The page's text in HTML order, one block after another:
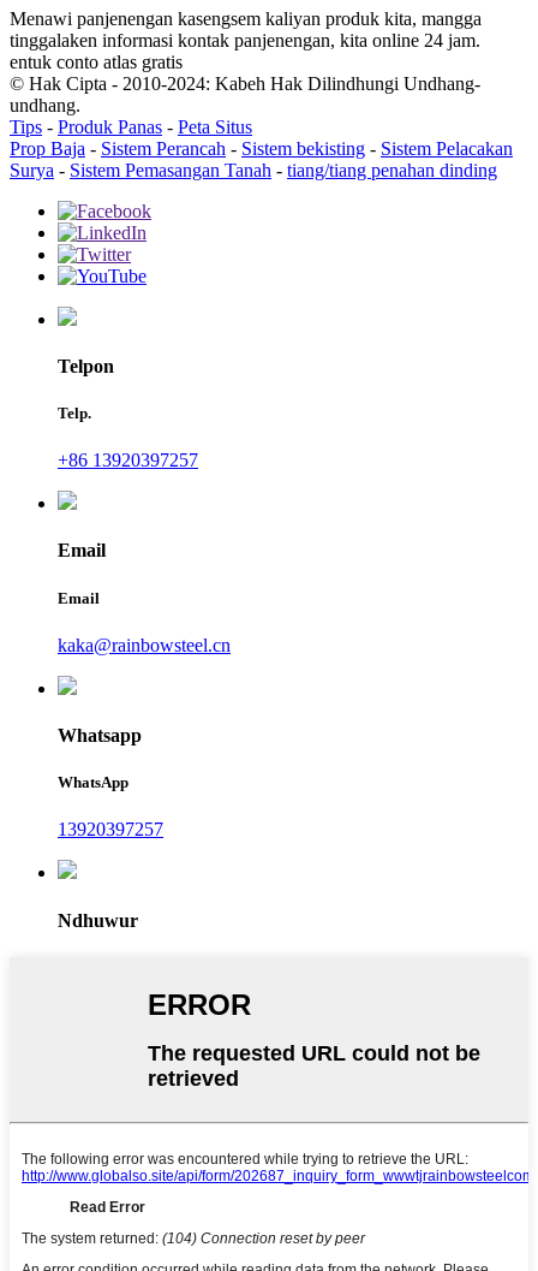
Menawi panjenengan kasengsem kaliyan produk kita, mangga
tinggalaken informasi kontak panjenengan, kita online 24 jam.
entuk conto atlas gratis
© Hak Cipta - 2010-2024: Kabeh Hak Dilindhungi Undhang-
undhang.
Tips - Produk Panas - Peta Situs
Prop Baja - Sistem Perancah - Sistem bekisting - Sistem Pelacakan
Surya - Sistem Pemasangan Tanah - tiang/tiang penahan dinding
Telpon
Telp.
+86 13920397257
Email
Email
kaka@rainbowsteel.cn
Whatsapp
WhatsApp
13920397257
Ndhuwur